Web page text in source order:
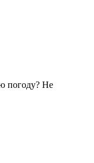
погоду? Не